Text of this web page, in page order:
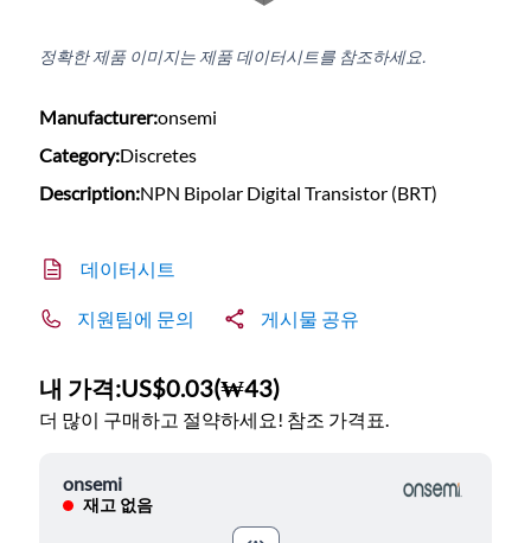
정확한 제품 이미지는 제품 데이터시트를 참조하세요.
Manufacturer:onsemi
Category:Discretes
Description:NPN Bipolar Digital Transistor (BRT)
데이터시트
지원팀에 문의 게시물 공유
내 가격:US$0.03(₩43)
더 많이 구매하고 절약하세요! 참조 가격표.
onsemi
재고 없음